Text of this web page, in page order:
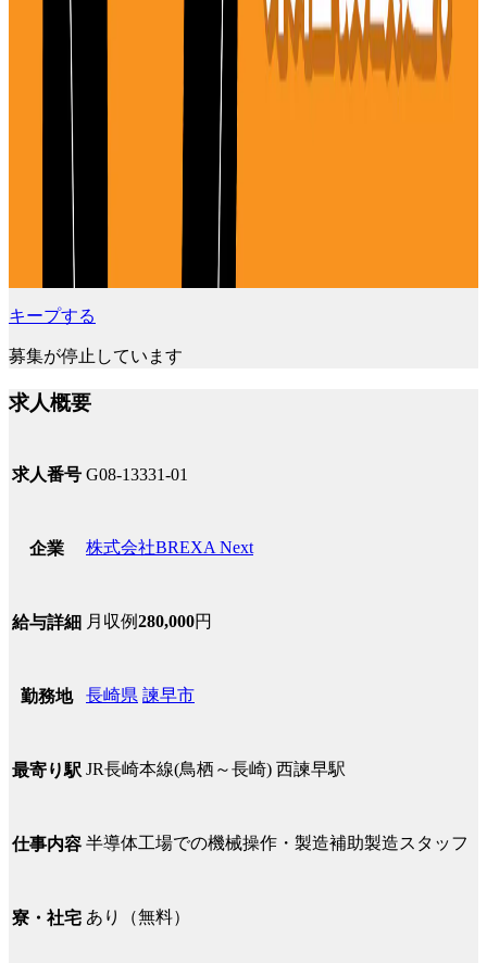
キープする
募集が停止しています
求人概要
求人番号 G08-13331-01
企業 株式会社BREXA Next
給与詳細 月収例280,000円
勤務地 長崎県 諫早市
最寄り駅 JR長崎本線(鳥栖～長崎) 西諫早駅
仕事内容 半導体工場での機械操作・製造補助製造スタッフ
寮・社宅 あり（無料）